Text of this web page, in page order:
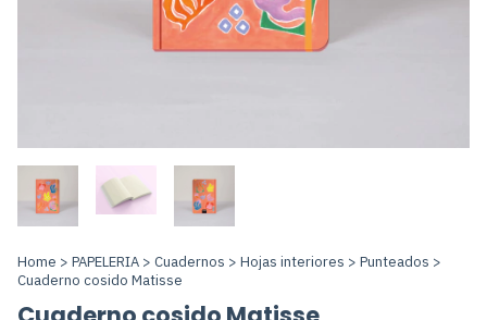
Home > PAPELERIA > Cuadernos > Hojas interiores > Punteados >
Cuaderno cosido Matisse